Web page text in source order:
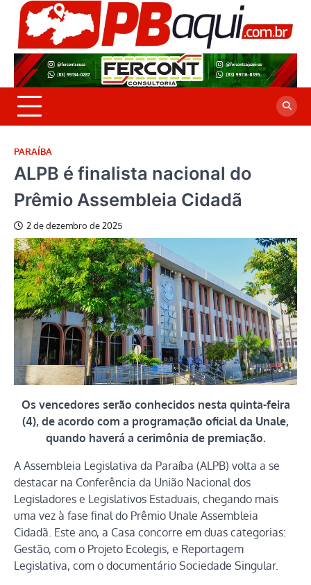
Skip
content
PARAÍBA
ALPB é finalista nacional do
Prêmio Assembleia Cidadã
2 de dezembro de 2025
Os vencedores serão conhecidos nesta quinta-feira
(4), de acordo com a programação oficial da Unale,
quando haverá a cerimônia de premiação.
A Assembleia Legislativa da Paraíba (ALPB) volta a se
destacar na Conferência da União Nacional dos
Legisladores e Legislativos Estaduais, chegando mais
uma vez à fase final do Prêmio Unale Assembleia
Cidadã. Este ano, a Casa concorre em duas categorias:
Gestão, com o Projeto Ecolegis, e Reportagem
Legislativa, com o documentário Sociedade Singular.